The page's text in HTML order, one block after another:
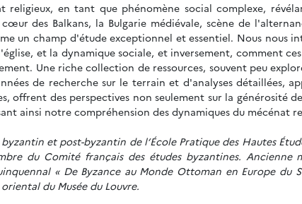
en tant que phénomène social complexe,
des Balkans, la Bulgarie médiévale, scène de
un champ d'étude exceptionnel et essentiel. Nous nous
et la dynamique sociale, et inversement, comment
Une riche collection de ressources, souvent peu
de recherche sur le terrain et d'analyses détaillées,
offrent des perspectives non seulement sur la générosité
ainsi notre compréhension des dynamiques du mécénat
et post-byzantin de l’École Pratique des Hautes
du Comité français des études byzantines. Ancienne
« De Byzance au Monde Ottoman en Europe du
du Musée du Louvre.